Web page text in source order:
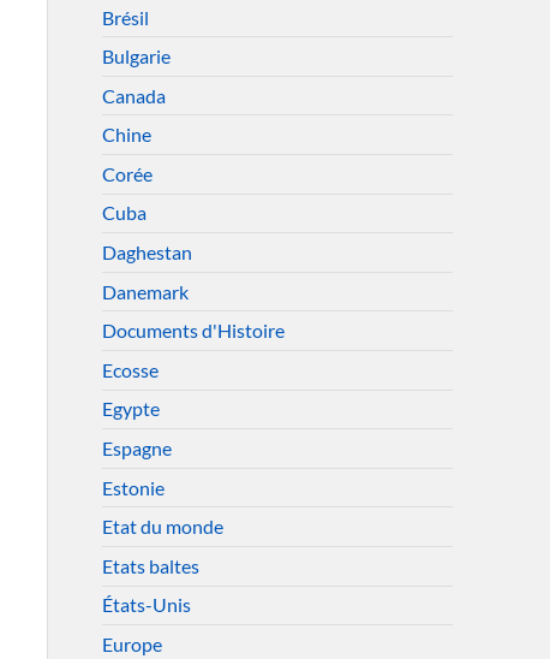
Brésil
Bulgarie
Canada
Chine
Corée
Cuba
Daghestan
Danemark
Documents d'Histoire
Ecosse
Egypte
Espagne
Estonie
Etat du monde
Etats baltes
États-Unis
Europe